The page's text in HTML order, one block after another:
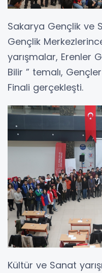
Sakarya Gençlik ve
Gençlik
yarışmalar, Erenler
Bilir ” temalı,
Finali gerçekleşti.
Kültür ve Sanat